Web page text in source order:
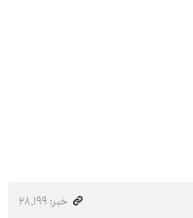
خبر: ۲۸٬۱۹۹